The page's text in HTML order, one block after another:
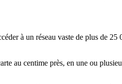
à un réseau vaste de plus de
au centime près, en une ou